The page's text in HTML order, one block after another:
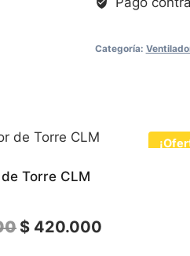
Categoría:
Torre CLM
El
$ 420.000